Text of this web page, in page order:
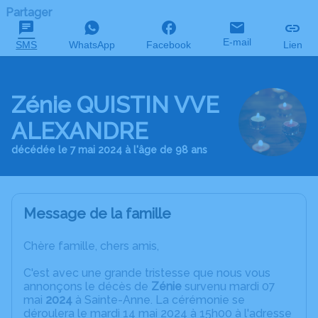
Partager
SMS WhatsApp Facebook E-mail Lien
Zénie QUISTIN VVE
ALEXANDRE
décédée le 7 mai 2024 à l'âge de 98 ans
Message de la famille
Chère famille, chers amis,
C'est avec une grande tristesse que nous vous
annonçons le décès de Zénie survenu mardi 07
mai 2024 à Sainte-Anne. La cérémonie se
déroulera le mardi 14 mai 2024 à 15h00 à l'adresse